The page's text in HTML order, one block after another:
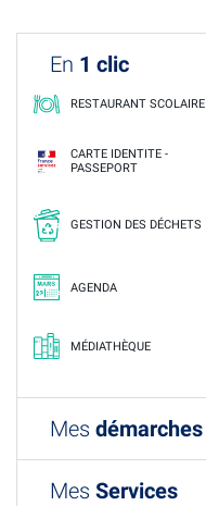
En 1 clic
RESTAURANT SCOLAIRE
CARTE IDENTITE -
PASSEPORT
GESTION DES DÉCHETS
AGENDA
MÉDIATHÈQUE
Mes démarches
Mes Services